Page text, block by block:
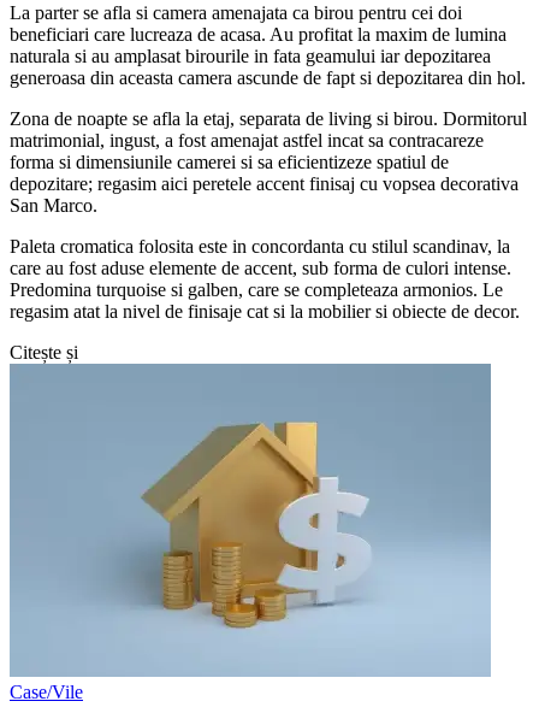
La parter se afla si camera amenajata ca birou pentru cei doi
beneficiari care lucreaza de acasa. Au profitat la maxim de lumina
naturala si au amplasat birourile in fata geamului iar depozitarea
generoasa din aceasta camera ascunde de fapt si depozitarea din hol.
Zona de noapte se afla la etaj, separata de living si birou. Dormitorul
matrimonial, ingust, a fost amenajat astfel incat sa contracareze
forma si dimensiunile camerei si sa eficientizeze spatiul de
depozitare; regasim aici peretele accent finisaj cu vopsea decorativa
San Marco.
Paleta cromatica folosita este in concordanta cu stilul scandinav, la
care au fost aduse elemente de accent, sub forma de culori intense.
Predomina turquoise si galben, care se completeaza armonios. Le
regasim atat la nivel de finisaje cat si la mobilier si obiecte de decor.
Citește și
Case/Vile